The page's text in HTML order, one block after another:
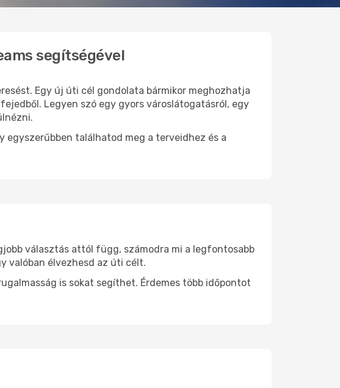
segítségével
Egy új úti cél gondolata bármikor meghozhatja
Legyen szó egy gyors városlátogatásról, egy
egyszerűbben találhatod meg a terveidhez és a
választás attól függ, számodra mi a legfontosabb
valóban élvezhesd az úti célt.
is sokat segíthet. Érdemes több időpontot